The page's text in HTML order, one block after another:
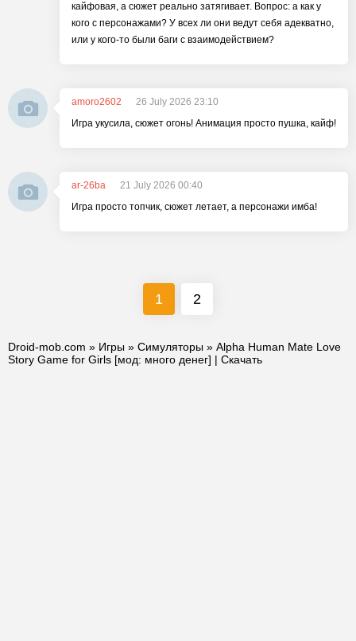
кайфовая, а сюжет реально затягивает. Вопрос: а как у
кого с персонажами? У всех ли они ведут себя адекватно,
или у кого-то были баги с взаимодействием?
amoro2602
26 July 2026 23:10
Игра укусила, сюжет огонь! Анимация просто пушка, кайф!
ar-26ba
21 July 2026 00:40
Игра просто топчик, сюжет летает, а персонажи имба!
1 2
Droid-mob.com » Игры » Симуляторы » Alpha Human Mate Love
Story Game for Girls [мод: много денег] | Скачать